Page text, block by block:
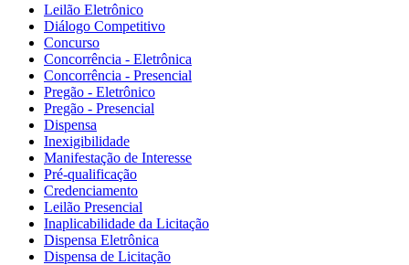
Leilão Eletrônico
Diálogo Competitivo
Concurso
Concorrência - Eletrônica
Concorrência - Presencial
Pregão - Eletrônico
Pregão - Presencial
Dispensa
Inexigibilidade
Manifestação de Interesse
Pré-qualificação
Credenciamento
Leilão Presencial
Inaplicabilidade da Licitação
Dispensa Eletrônica
Dispensa de Licitação